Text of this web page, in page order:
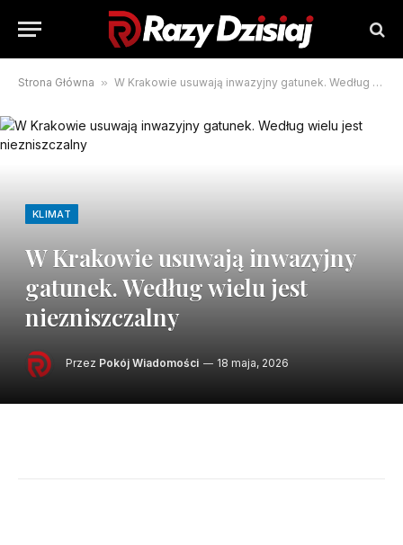
Strona Główna » W Krakowie usuwają inwazyjny gatunek. Według wielu jest niezniszczalny
KLIMAT
W Krakowie usuwają inwazyjny
gatunek. Według wielu jest
niezniszczalny
Przez Pokój Wiadomości 18 maja, 2026